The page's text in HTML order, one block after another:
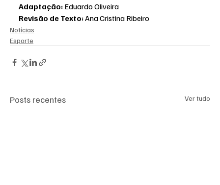
Adaptação: Eduardo Oliveira
Revisão de Texto: Ana Cristina Ribeiro
Notícias
Esporte
Posts recentes Ver tudo